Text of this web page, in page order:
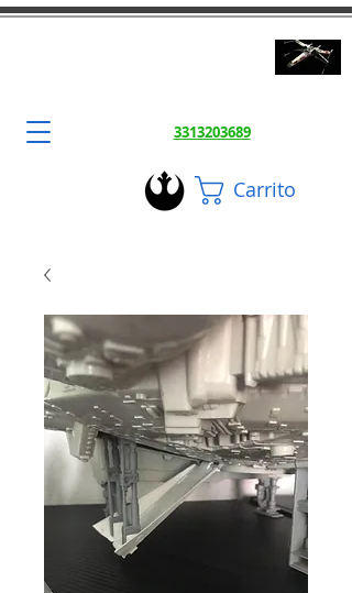
Carrito
3313203689